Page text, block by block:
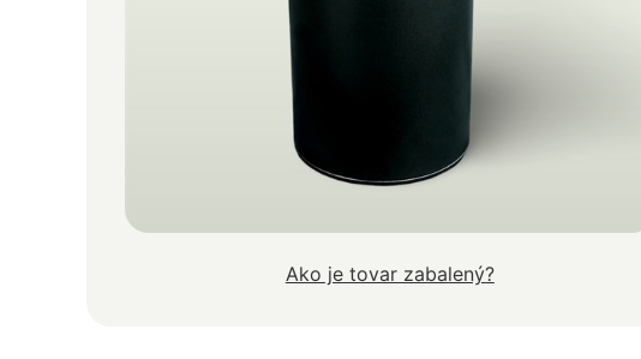
Ako je tovar zabalený?